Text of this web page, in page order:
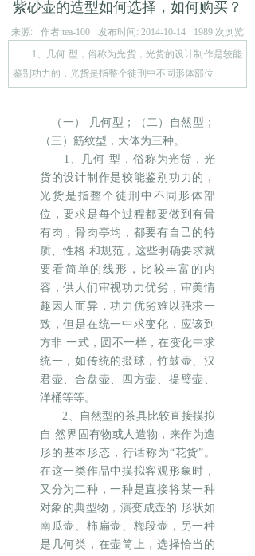
紫砂壶的造型如何选择，如何购买？
来源: 作者:tea-100 发布时间: 2014-10-14 1989 次浏览
1、几何 型，俗称为光货，光货的设计制作是较能
鉴别功力的，光货是指整个徒刑中不同形体部位
（一） 几何型；（二）自然型；
（三）筋纹型，大体为三种。
1、几何 型，俗称为光货，光
货的设计制作是较能鉴别功力的，
光货是指整个徒刑中不同形体部
位，要求是每个过程都要做到有骨
有肉，骨肉亭均，都要有自己的特
质、性格 和规范，这些明确要求就
要看简单的线形，比较丰富的内
容，供人们审视功力优劣，审美情
趣因人而异，功力优劣难以强求一
致，但是在统一中求变化，应该到
方非 一式，圆不一样，在变化中求
统一，如传统的掇球，竹鼓壶、汉
君壶、合盘壶、四方壶、提璧壶、
洋桶等等。
2、自然型的茶具比较直接摸拟
自 然界固有物或人造物，来作为造
形的基本形态，行话称为“花货”。
在这一类作品中摸拟客观形象时，
又分为二种，一种是直接将某一种
对象的典型物，演变成壶的 形状如
南瓜壶、柿扁壶、梅段壶，另一种
是几何类，在壶筒上，选择恰当的